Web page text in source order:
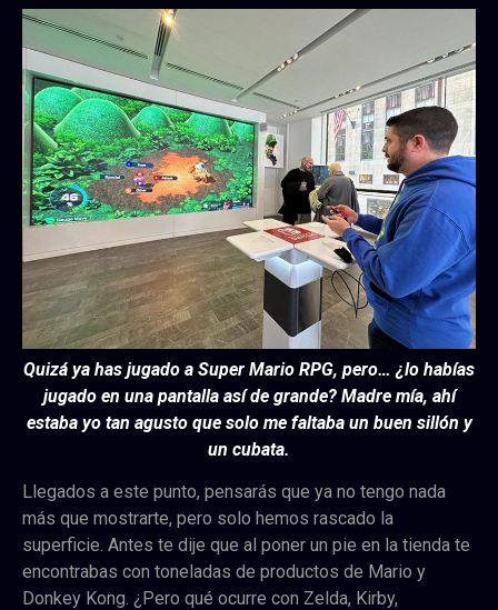
Quizá ya has jugado a Super Mario RPG, pero… ¿lo habías
jugado en una pantalla así de grande? Madre mía, ahí
estaba yo tan agusto que solo me faltaba un buen sillón y
un cubata.
Llegados a este punto, pensarás que ya no tengo nada
más que mostrarte, pero solo hemos rascado la
superficie. Antes te dije que al poner un pie en la tienda te
encontrabas con toneladas de productos de Mario y
Donkey Kong. ¿Pero qué ocurre con Zelda, Kirby,